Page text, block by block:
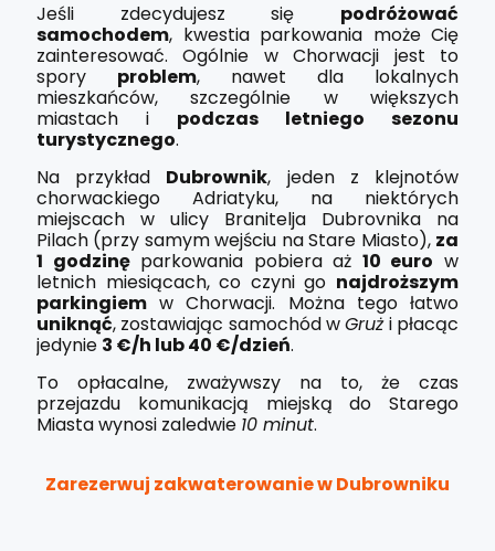
Jeśli zdecydujesz się podróżować
samochodem, kwestia parkowania może Cię
zainteresować. Ogólnie w Chorwacji jest to
spory problem, nawet dla lokalnych
mieszkańców, szczególnie w większych
miastach i podczas letniego sezonu
turystycznego.
Na przykład Dubrownik, jeden z klejnotów
chorwackiego Adriatyku, na niektórych
miejscach w ulicy Branitelja Dubrovnika na
Pilach (przy samym wejściu na Stare Miasto), za
1 godzinęparkowania pobiera aż 10 euro w
letnich miesiącach, co czyni go najdroższym
parkingiem w Chorwacji. Można tego łatwo
uniknąć, zostawiając samochód wGrużi płacąc
jedynie 3 €/h lub 40 €/dzień.
To opłacalne, zważywszy na to, że czas
przejazdu komunikacją miejską do Starego
Miasta wynosi zaledwie 10 minut.
Zarezerwuj zakwaterowanie w Dubrowniku